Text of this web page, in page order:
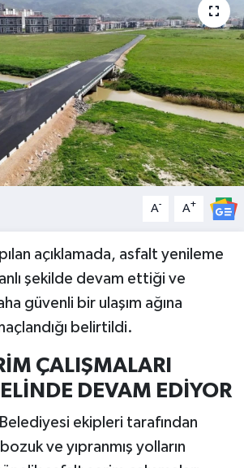
A- A+
açıklamada, asfalt yenileme
şekilde devam ettiği ve
güvenli bir ulaşım ağına
belirtildi.
ÇALIŞMALARI
DEVAM EDİYOR
ekipleri tarafından
ve yıpranmış yolların